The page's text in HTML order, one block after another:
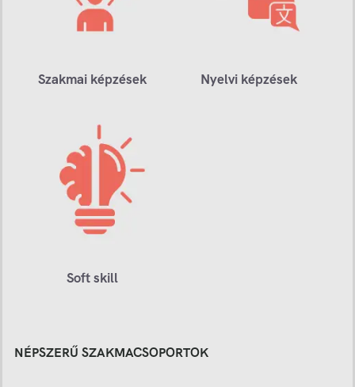
Szakmai képzések Nyelvi képzések
Soft skill
NÉPSZERŰ SZAKMACSOPORTOK